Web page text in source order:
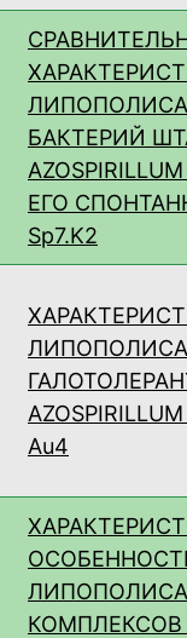
БАКТЕРИЙ
ЕГО
Sp7.K2
Au4